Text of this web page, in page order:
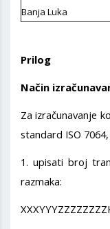
Banja Luka
Prilog
Način
Za izračunavanje
standard ISO
1. upisati broj
razmaka: